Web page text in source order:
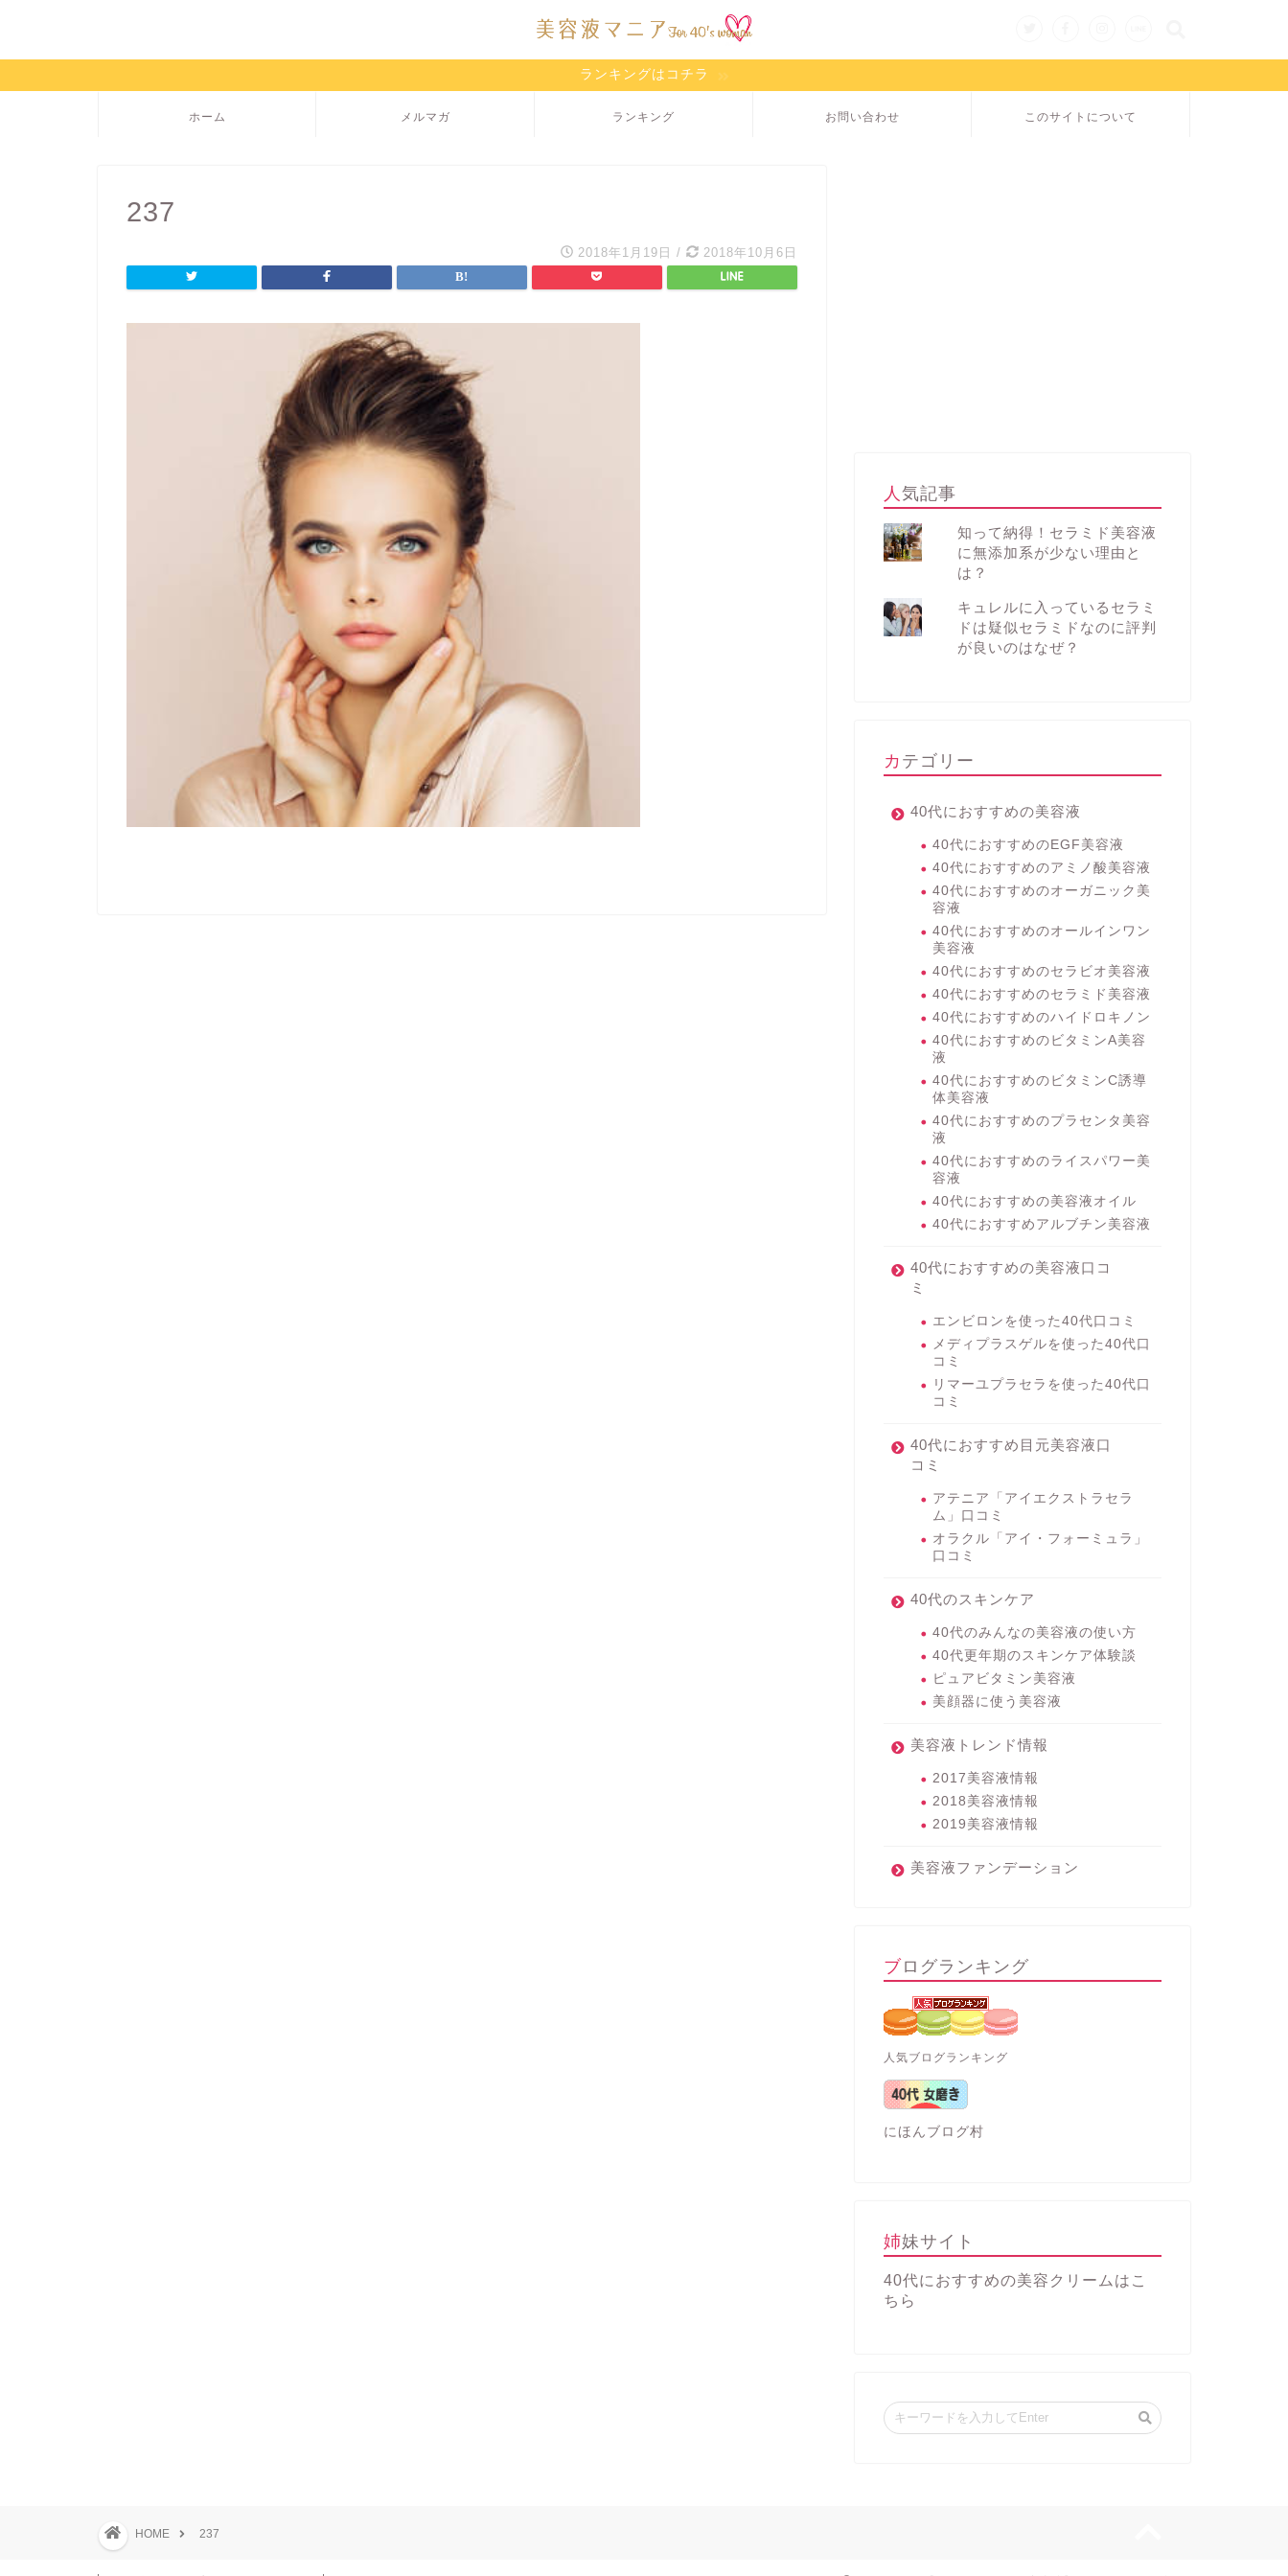
ランキングはコチラ
ホーム メルマガ ランキング お問い合わせ このサイトについて
237
2018年1月19日 / 2018年10月6日
人気記事
知って納得！セラミド美容液
に無添加系が少ない理由と
は？
キュレルに入っているセラミ
ドは疑似セラミドなのに評判
が良いのはなぜ？
カテゴリー
40代におすすめの美容液
40代におすすめのEGF美容液
40代におすすめのアミノ酸美容液
40代におすすめのオーガニック美
容液
40代におすすめのオールインワン
美容液
40代におすすめのセラビオ美容液
40代におすすめのセラミド美容液
40代におすすめのハイドロキノン
40代におすすめのビタミンA美容
液
40代におすすめのビタミンC誘導
体美容液
40代におすすめのプラセンタ美容
液
40代におすすめのライスパワー美
容液
40代におすすめの美容液オイル
40代におすすめアルブチン美容液
40代におすすめの美容液口コ
ミ
エンビロンを使った40代口コミ
メディプラスゲルを使った40代口
コミ
リマーユプラセラを使った40代口
コミ
40代におすすめ目元美容液口
コミ
アテニア「アイエクストラセラ
ム」口コミ
オラクル「アイ・フォーミュラ」
口コミ
40代のスキンケア
40代のみんなの美容液の使い方
40代更年期のスキンケア体験談
ピュアビタミン美容液
美顔器に使う美容液
美容液トレンド情報
2017美容液情報
2018美容液情報
2019美容液情報
美容液ファンデーション
ブログランキング
人気ブログランキング
にほんブログ村
姉妹サイト
40代におすすめの美容クリーム はこ
ちら
HOME 237